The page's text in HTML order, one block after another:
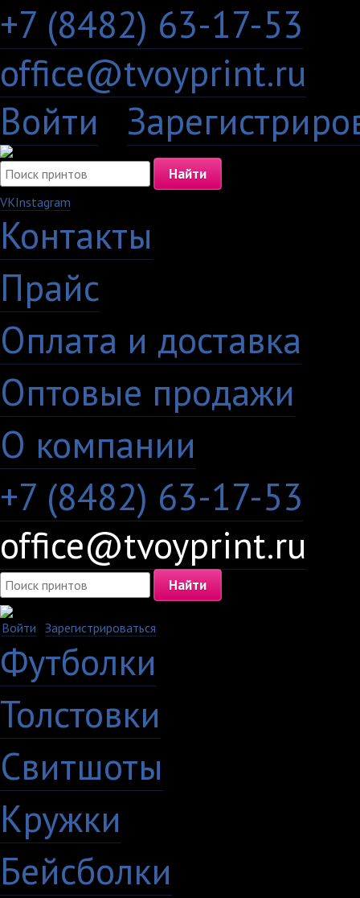
+7 (8482) 63-17-53
office@tvoyprint.ru
Войти
VKInstagram
Контакты
Прайс
Оплата и доставка
Оптовые продажи
О компании
+7 (8482) 63-17-53
office@tvoyprint.ru
Войти Зарегистрироваться
Футболки
Толстовки
Свитшоты
Кружки
Бейсболки